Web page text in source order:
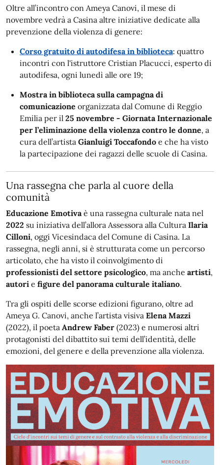
Oltre all’incontro con Ameya Canovi, il mese di
novembre vedrà a Casina altre iniziative dedicate alla
prevenzione della violenza di genere:
Corso gratuito di autodifesa in biblioteca: quattro
incontri con l'istruttore Cristian Placucci, esperto di
autodifesa, ogni lunedì alle ore 19;
Mostra in biblioteca sulla campagna di
comunicazione organizzata dal Comune di Reggio
Emilia per il 25 novembre - Giornata Internazionale
per l’eliminazione della violenza contro le donne, a
cura dell’artista Gianluigi Toccafondo e che ha visto
la partecipazione dei ragazzi delle scuole di Casina.
Una rassegna che parla al cuore della
comunità
Educazione Emotivaè una rassegna culturale nata nel
2022 su iniziativa dell’allora Assessora alla Cultura Ilaria
Cilloni, oggi Vicesindaca del Comune di Casina. La
rassegna, negli anni, si è strutturata come un percorso
articolato, che ha visto il coinvolgimento di
professionisti del settore psicologico, ma anche artisti,
autori e figure del panorama culturale italiano.
Tra gli ospiti delle scorse edizioni figurano, oltre ad
Ameya G. Canovi, anche l’artista visiva Elena Mazzi
(2022), il poeta Andrew Faber (2023) e numerosi altri
protagonisti del dibattito sui temi dell’identità, delle
emozioni, del genere e della prevenzione alla violenza.